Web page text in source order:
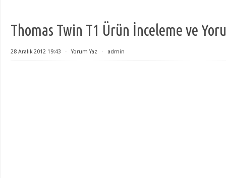
Thomas Twin T1 Ürün İnceleme ve
28 Aralık 2012 19:43 ⋅ Yorum Yaz ⋅ admin